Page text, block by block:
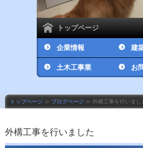
トップページ
企業情報 建
ム
土木工事業 お
トップページ ≫ ブログページ ≫ 外構工事を行いま
外構工事を行いました